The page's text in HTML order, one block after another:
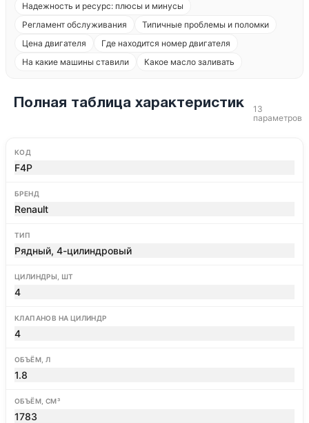
Надежность и ресурс: плюсы и минусы
Регламент обслуживания
Типичные проблемы и поломки
Цена двигателя
Где находится номер двигателя
На какие машины ставили
Какое масло заливать
Полная таблица характеристик
13
параметров
КОД
F4P
БРЕНД
Renault
ТИП
Рядный, 4-цилиндровый
ЦИЛИНДРЫ, ШТ
4
КЛАПАНОВ НА ЦИЛИНДР
4
ОБЪЁМ, Л
1.8
ОБЪЁМ, СМ³
1783